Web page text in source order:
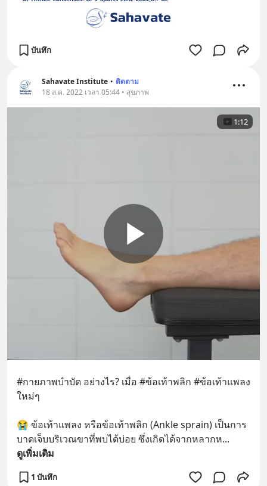
บันทึก
Sahavate Institute • ติดตาม
18 ส.ค. 2022 เวลา 05:44 • สุขภาพ
1:12
#กายภาพบำบัด อย่างไร? เมื่อ #ข้อเท้าพลิก #ข้อเท้าแพลง
ใหม่ๆ
😭 ข้อเท้าแพลง หรือข้อเท้าพลิก (Ankle sprain) เป็นการ
บาดเจ็บบริเวณขาที่พบได้บ่อย ซึ่งเกิดได้จากหลากห...
ดูเพิ่มเติม
1 บันทึก